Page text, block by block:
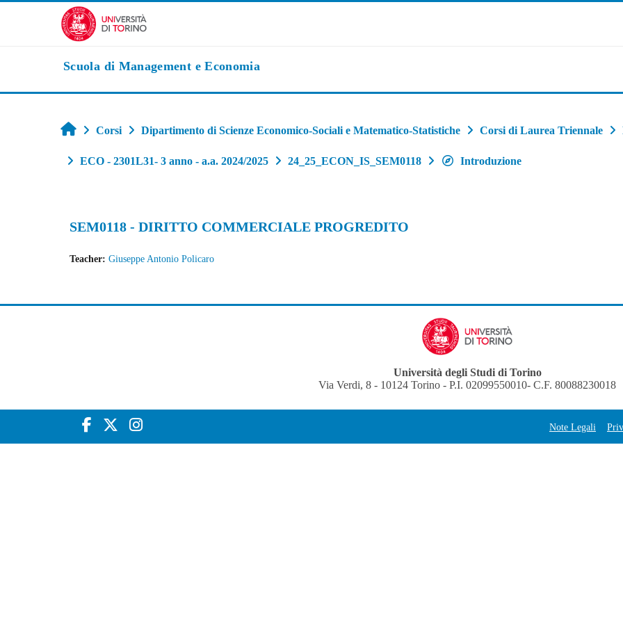
Vai al contenuto principale
Scuola di Management e Economia
Home
Corsi Dipartimento di Scienze Economico-Sociali e Matematico-Statistiche Corsi di Laurea Triennale
ECO - 2301L31- 3 anno - a.a. 2024/2025 24_25_ECON_IS_SEM0118 Introduzione
SEM0118 - DIRITTO COMMERCIALE PROGREDITO
Teacher: Giuseppe Antonio Policaro
Università degli Studi di Torino
Via Verdi, 8 - 10124 Torino - P.I. 02099550010- C.F. 80088230018
Note Legali